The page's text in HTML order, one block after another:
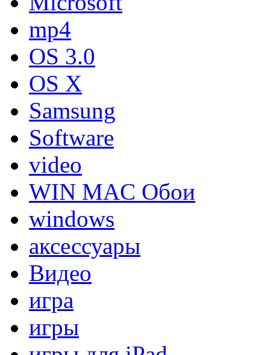
mp4
OS 3.0
OS X
Samsung
Software
video
WIN MAC Обои
windows
аксессуары
Видео
игра
игры